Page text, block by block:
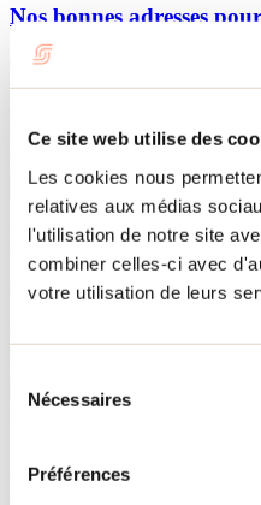
Ce site web utilise des
Les cookies nous
relatives aux médias
l'utilisation de notre site
combiner celles-ci avec
votre utilisation de leurs
Nécessaires
Préférences
Nos bonnes adresses
05 septembre 2025
même des raisins de table ou
découvrir pour l'autocueillette
Échelle des couleurs
02 septembre 2025 Par :
quel stade de coloration sont les
Menu pied de page